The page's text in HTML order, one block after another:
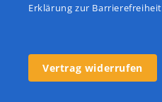
Erklärung zur Barrierefreiheit
Vertrag widerrufen